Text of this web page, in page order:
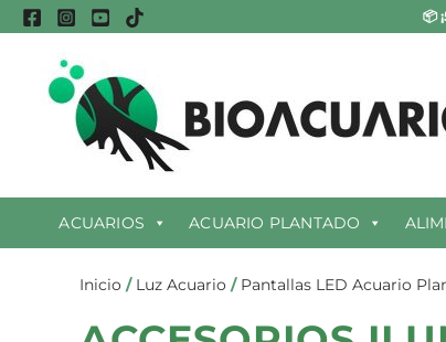
al
contenido
📦
ACUARIOS ACUARIO PLANTADO
Inicio / Luz Acuario / Pantallas LED Acuario
por